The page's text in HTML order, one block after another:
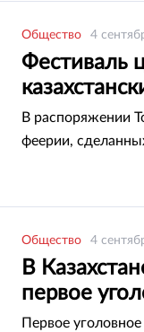
Общество 4
Фестиваль
В распоряжении
феерии,
Общество 4
В
первое
Первое